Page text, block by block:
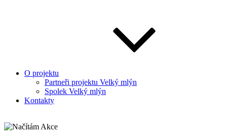
O projektu
Partneři projektu Velký mlýn
Spolek Velký mlýn
Kontakty